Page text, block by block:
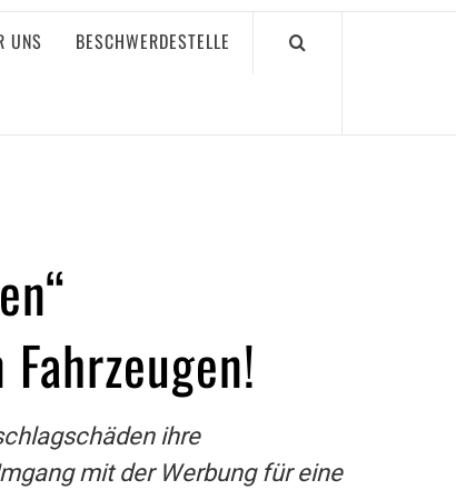
UNS BESCHWERDESTELLE
ihre
mit der Werbung für eine